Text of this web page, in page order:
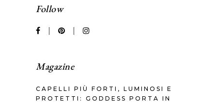
Follow
Magazine
CAPELLI PIÙ FORTI, LUMINOSI E
PROTETTI: GODDESS PORTA IN